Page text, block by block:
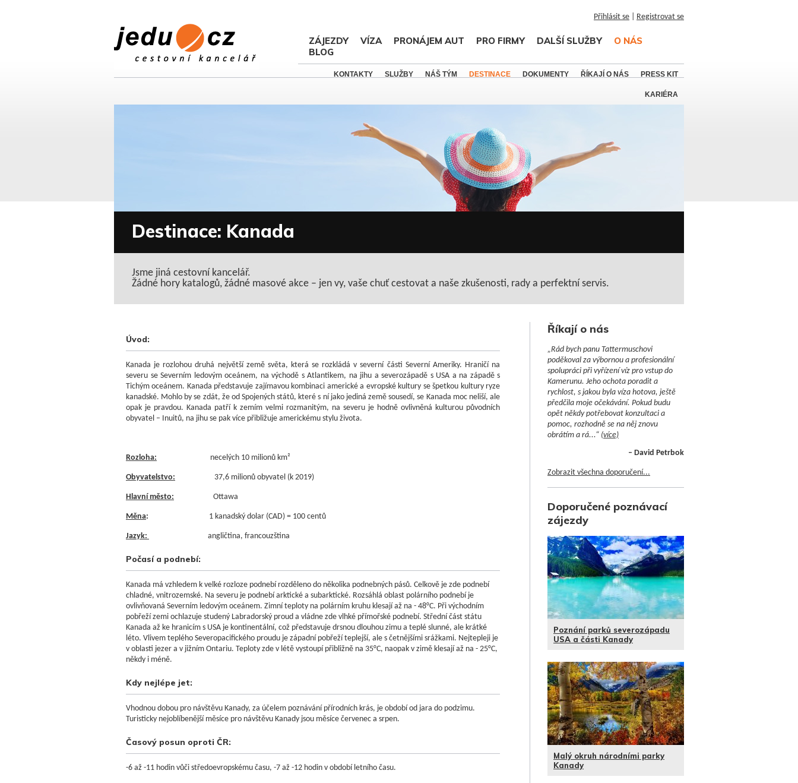
Přihlásit se Registrovat se
ZÁJEZDY VÍZA PRONÁJEM AUT PRO FIRMY DALŠÍ SLUŽBY
O NÁS
BLOG
KONTAKTY SLUŽBY NÁŠ TÝM DESTINACE DOKUMENTY ŘÍKAJÍ O NÁS PRESS KIT
KARIÉRA
Destinace: Kanada
Jsme jiná cestovní kancelář.
Žádné hory katalogů, žádné masové akce – jen vy, vaše chuť cestovat a naše zkušenosti, rady a perfektní servis.
Úvod:
Kanada je rozlohou druhá největší země světa, která se rozkládá v severní části Severní Ameriky. Hraničí na
severu se Severním ledovým oceánem, na východě s Atlantikem, na jihu a severozápadě s USA a na západě s
Tichým oceánem. Kanada představuje zajímavou kombinaci americké a evropské kultury se špetkou kultury ryze
kanadské. Mohlo by se zdát, že od Spojených států, které s ní jako jediná země sousedí, se Kanada moc neliší, ale
opak je pravdou. Kanada patří k zemím velmi rozmanitým, na severu je hodně ovlivněná kulturou původních
obyvatel – Inuitů, na jihu se pak více přibližuje americkému stylu života.
Rozloha: necelých 10 milionů km²
Obyvatelstvo: 37,6 milionů obyvatel (k 2019)
Hlavní město: Ottawa
Měna: 1 kanadský dolar (CAD) = 100 centů
Jazyk: angličtina, francouzština
Počasí a podnebí:
Kanada má vzhledem k velké rozloze podnebí rozděleno do několika podnebných pásů. Celkově je zde podnebí
chladné, vnitrozemské. Na severu je podnebí arktické a subarktické. Rozsáhlá oblast polárního podnebí je
ovlivňovaná Severním ledovým oceánem. Zimní teploty na polárním kruhu klesají až na - 48°C. Při východním
pobřeží zemi ochlazuje studený Labradorský proud a vládne zde vlhké přímořské podnebí. Střední část státu
Kanada až ke hranicím s USA je kontinentální, což představuje drsnou dlouhou zimu a teplé slunné, ale krátké
léto. Vlivem teplého Severopacifického proudu je západní pobřeží teplejší, ale s četnějšími srážkami. Nejtepleji je
v oblasti jezer a v jižním Ontariu. Teploty zde v létě vystoupí přibližně na 35°C, naopak v zimě klesají až na - 25°C,
někdy i méně.
Kdy nejlépe jet:
Vhodnou dobou pro návštěvu Kanady, za účelem poznávání přírodních krás, je období od jara do podzimu.
Turisticky nejoblíbenější měsíce pro návštěvu Kanady jsou měsíce červenec a srpen.
Časový posun oproti ČR:
-6 až -11 hodin vůči středoevropskému času, -7 až -12 hodin v období letního času.
Říkají o nás
„Rád bych panu Tattermuschovi
poděkoval za výbornou a profesionální
spolupráci při vyřízení víz pro vstup do
Kamerunu. Jeho ochota poradit a
rychlost, s jakou byla víza hotova, ještě
předčila moje očekávání. Pokud budu
opět někdy potřebovat konzultaci a
pomoc, rozhodně se na něj znovu
obrátím a rá...“ (více)
– David Petrbok
Zobrazit všechna doporučení...
Doporučené poznávací
zájezdy
Poznání parků severozápadu
USA a části Kanady
Malý okruh národními parky
Kanady